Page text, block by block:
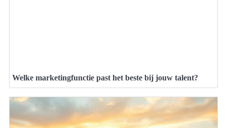
Welke marketingfunctie past het beste bij jouw talent?